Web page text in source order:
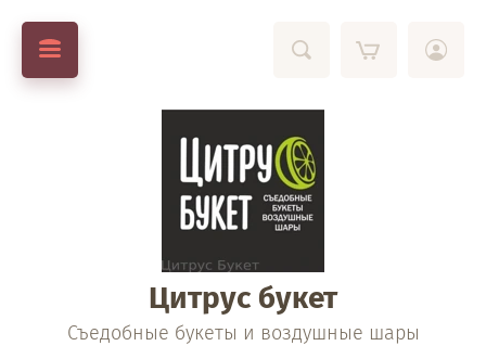
Цитрус букет
Съедобные букеты и воздушные шары